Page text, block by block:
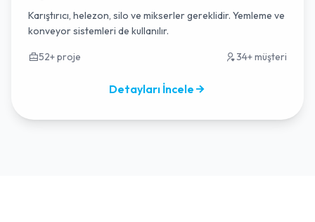
Karıştırıcı, helezon, silo ve mikserler gereklidir. Yemleme ve
konveyor sistemleri de kullanılır.
52+ proje 34+ müşteri
Detayları İncele